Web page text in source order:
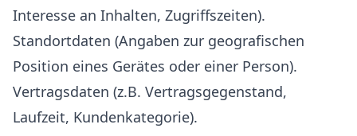
Interesse an Inhalten, Zugriffszeiten).
Standortdaten (Angaben zur geografischen
Position eines Gerätes oder einer Person).
Vertragsdaten (z.B. Vertragsgegenstand,
Laufzeit, Kundenkategorie).